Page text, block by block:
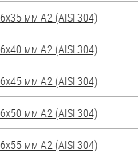
мм А2 (AISI 304)
мм А2 (AISI 304)
мм А2 (AISI 304)
мм А2 (AISI 304)
мм А2 (AISI 304)